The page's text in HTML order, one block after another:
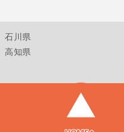
石川県
高知県